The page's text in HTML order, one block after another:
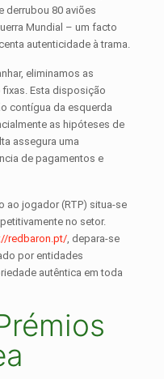
derrubou 80 aviões
Mundial – um facto
autenticidade à trama.
eliminamos as
Esta disposição
contígua da esquerda
as hipóteses de
assegura uma
de pagamentos e
ao jogador (RTP) situa-se
no setor.
redbaron.pt/, depara-se
por entidades
autêntica em toda